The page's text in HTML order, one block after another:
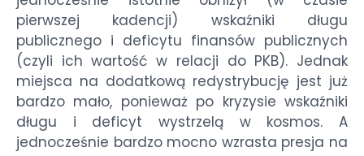
pierwszej kadencji) wskaźniki długu
publicznego i deficytu finansów publicznych
(czyli ich wartość w relacji do PKB). Jednak
miejsca na dodatkową redystrybucję jest już
bardzo mało, ponieważ po kryzysie wskaźniki
długu i deficyt wystrzelą w kosmos. A
jednocześnie bardzo mocno wzrasta presja na